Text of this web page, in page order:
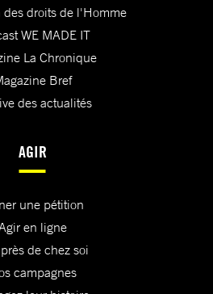
des droits de l'Homme
WE MADE IT
La Chronique
Bref
des actualités
AGIR
une pétition
en ligne
de chez soi
campagnes